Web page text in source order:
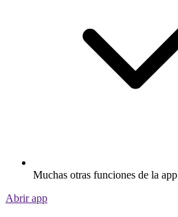
Muchas otras funciones de la app
Abrir app